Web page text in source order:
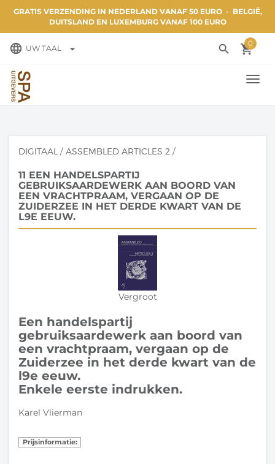
GRATIS VERZENDING IN NEDERLAND VANAF 50 EURO - BELGIË,
DUITSLAND EN LUXEMBURG VANAF 100 EURO
language UW TAAL arrow_drop_down local_grocery_store
0
search
DIGITAAL / ASSEMBLED ARTICLES 2 /
11 EEN HANDELSPARTIJ
GEBRUIKSAARDEWERK AAN BOORD VAN
EEN VRACHTPRAAM, VERGAAN OP DE
ZUIDERZEE IN HET DERDE KWART VAN DE
L9E EEUW.
Vergroot
Een handelspartij
gebruiksaardewerk aan boord van
een vrachtpraam, vergaan op de
Zuiderzee in het derde kwart van de
l9e eeuw.
Enkele eerste indrukken.
Karel Vlierman
Prijsinformatie: